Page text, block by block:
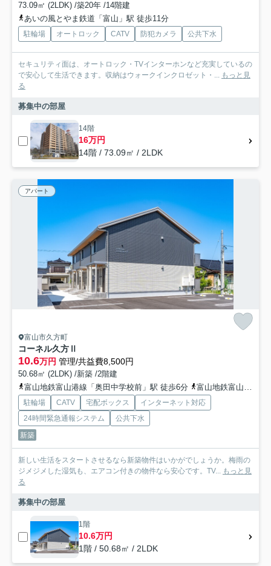
73.09㎡ (2LDK) /築20年 /14階建
あいの風とやま鉄道「富山」駅 徒歩11分
駐輪場 オートロック CATV 防犯カメラ 公共下水
セキュリティ面は、オートロック・TVインターホンなど充実しているの
で安心して生活できます。収納はウォークインクロゼット・... もっと見
る
募集中の部屋
14階
16万円
14階 / 73.09㎡ / 2LDK
アパート
富山市久方町
コーネル久方Ⅱ
10.6万円 管理/共益費8,500円
50.68㎡ (2LDK) /新築 /2階建
富山地鉄富山港線「奥田中学校前」駅 徒歩6分
富山地鉄富山港線「富山駅」駅 徒歩17分
駐輪場 CATV 宅配ボックス
インターネット対応
24時間緊急通報システム
公共下水
新築
新しい生活をスタートさせるなら新築物件はいかがでしょうか。梅雨の
ジメジメした湿気も、エアコン付きの物件なら安心です。TV... もっと見
る
募集中の部屋
1階
10.6万円
1階 / 50.68㎡ / 2LDK